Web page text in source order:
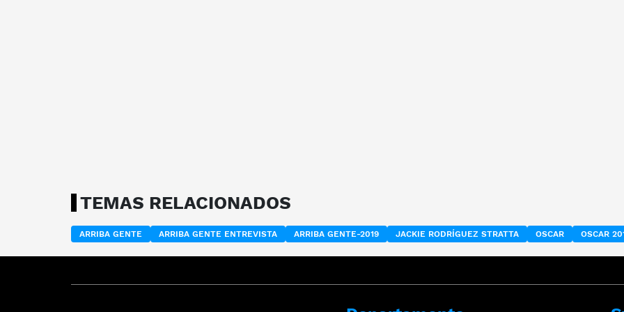
TEMAS RELACIONADOS
ARRIBA GENTE ARRIBA GENTE ENTREVISTA ARRIBA GENTE-2019 JACKIE RODRÍGUEZ STRATTA OSCAR OSCAR